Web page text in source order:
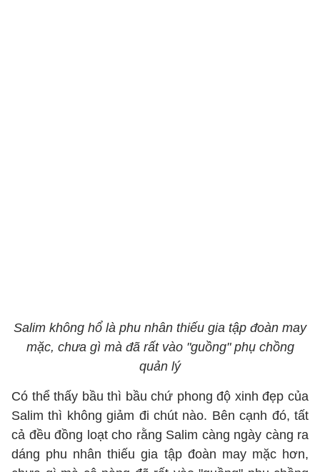
Salim không hổ là phu nhân thiếu gia tập đoàn may
mặc, chưa gì mà đã rất vào "guồng" phụ chồng
quản lý
Có thể thấy bầu thì bầu chứ phong độ xinh đẹp của
Salim thì không giảm đi chút nào. Bên cạnh đó, tất
cả đều đồng loạt cho rằng Salim càng ngày càng ra
dáng phu nhân thiếu gia tập đoàn may mặc hơn,